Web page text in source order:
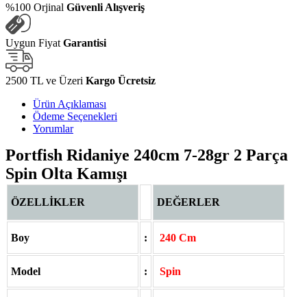
%100 Orjinal Güvenli Alışveriş
Uygun Fiyat Garantisi
2500 TL ve Üzeri Kargo Ücretsiz
Ürün Açıklaması
Ödeme Seçenekleri
Yorumlar
Portfish Ridaniye 240cm 7-28gr 2 Parça
Spin Olta Kamışı
ÖZELLİKLER DEĞERLER
Boy : 240 Cm
Model : Spin